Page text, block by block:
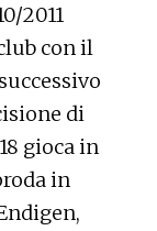
2011
con il
di
gioca in
in